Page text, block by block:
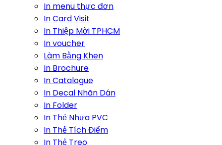
In menu thực đơn
In Card Visit
In Thiệp Mời TPHCM
In voucher
Làm Bằng Khen
In Brochure
In Catalogue
In Decal Nhãn Dán
In Folder
In Thẻ Nhựa PVC
In Thẻ Tích Điểm
In Thẻ Treo